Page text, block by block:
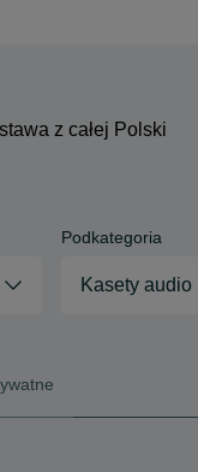
z całej Polski
Podkategoria
Kasety audio